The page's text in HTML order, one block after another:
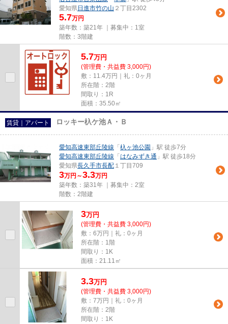
愛知県日進市竹の山 ２丁目2302
5.7万円
築年数：築21年 ｜募集中： 1室
階数：3階建
5.7万円
(管理費・共益費 3,000円)
敷：11.4万円｜礼：0ヶ月
所在階：2階
間取り：1R
面積：35.50㎡
賃貸｜アパート ロッキー杁ケ池Ａ・Ｂ
愛知高速東部丘陵線 「 杁ヶ池公園 」駅 徒歩7分
愛知高速東部丘陵線 「 はなみずき通 」駅 徒歩18分
愛知県長久手市長配 １丁目709
3万円～3.3万円
築年数：築31年 ｜募集中： 2室
階数：2階建
3万円
(管理費・共益費 3,000円)
敷：6万円｜礼：0ヶ月
所在階：1階
間取り：1K
面積：21.11㎡
3.3万円
(管理費・共益費 3,000円)
敷：7万円｜礼：0ヶ月
所在階：2階
間取り：1K